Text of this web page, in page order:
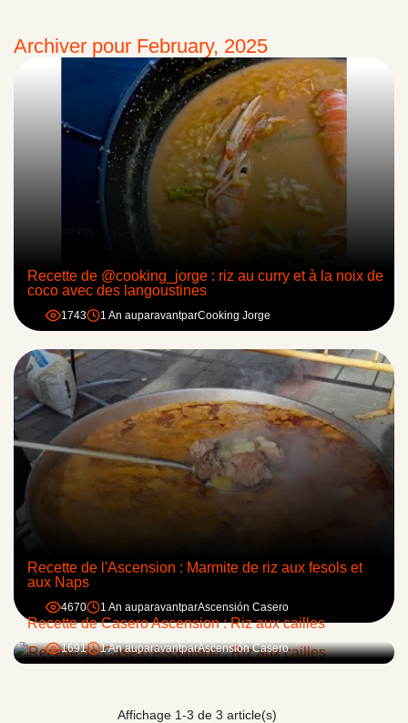
Archiver pour February, 2025
Recette de @cooking_jorge : riz au curry et à la noix de
coco avec des langoustines
1743 1 An auparavantparCooking Jorge
Recette de l'Ascension : Marmite de riz aux fesols et
aux Naps
4670 1 An auparavantparAscensión Casero
Recette de Casero Ascension : Riz aux cailles
1691 1 An auparavantparAscensión Casero
Affichage 1-3 de 3 article(s)